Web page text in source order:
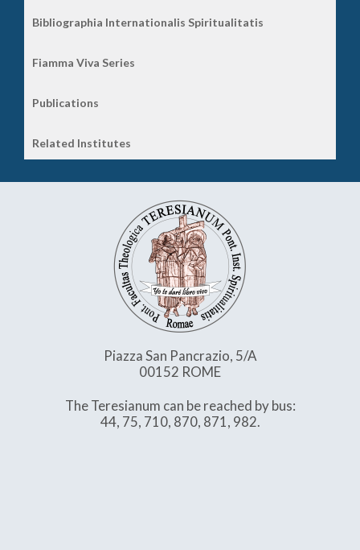
Bibliographia Internationalis Spiritualitatis
Fiamma Viva Series
Publications
Related Institutes
Piazza San Pancrazio, 5/A
00152 ROME
The Teresianum can be reached by bus:
44, 75, 710, 870, 871, 982.